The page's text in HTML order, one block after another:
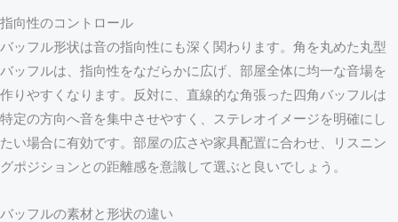
指向性のコントロール
バッフル形状は音の指向性にも深く関わります。角を丸めた丸型
バッフルは、指向性をなだらかに広げ、部屋全体に均一な音場を
作りやすくなります。反対に、直線的な角張った四角バッフルは
特定の方向へ音を集中させやすく、ステレオイメージを明確にし
たい場合に有効です。部屋の広さや家具配置に合わせ、リスニン
グポジションとの距離感を意識して選ぶと良いでしょう。
バッフルの素材と形状の違い